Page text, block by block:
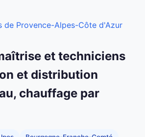
de Provence-Alpes-Côte d'Azur
et techniciens
et distribution
chauffage par